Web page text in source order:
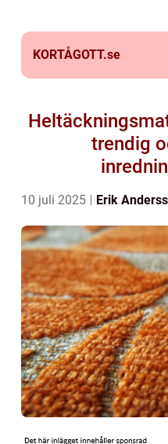
KORTÅGOTT.se
trendig
10 juli 2025 Erik